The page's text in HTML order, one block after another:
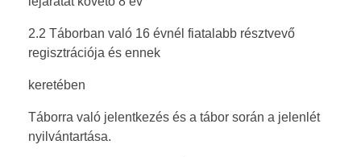
2.2 Táborban való 16 évnél fiatalabb résztvevő
regisztrációja és ennek
keretében
Táborra való jelentkezés és a tábor során a jelenlét
nyilvántartása.